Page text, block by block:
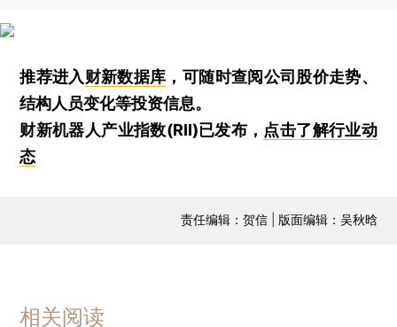
推荐进入财新数据库 ，可随时查阅公司股价走势、
结构人员变化等投资信息。
财新机器人产业指数(RII)已发布， 点击了解行业动
态
责任编辑：贺信 | 版面编辑：吴秋晗
相关阅读